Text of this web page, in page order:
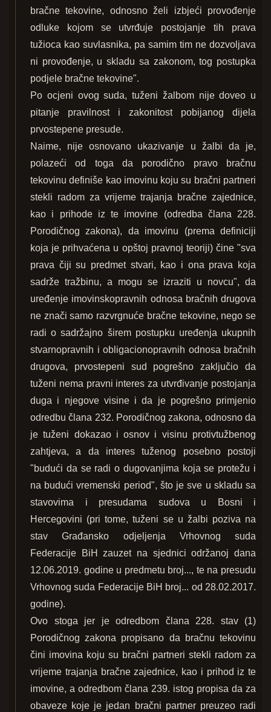
bračne tekovine, odnosno želi izbjeći provođenje
odluke kojom se utvrđuje postojanje tih prava
tužioca kao suvlasnika, pa samim tim ne dozvoljava
ni provođenje, u skladu sa zakonom, tog postupka
podjele bračne tekovine".
Po ocjeni ovog suda, tuženi žalbom nije doveo u
pitanje pravilnost i zakonitost pobijanog dijela
prvostepene presude.
Naime, nije osnovano ukazivanje u žalbi da je,
polazeći od toga da porodično pravo bračnu
tekovinu definiše kao imovinu koju su bračni partneri
stekli radom za vrijeme trajanja bračne zajednice,
kao i prihode iz te imovine (odredba člana 228.
Porodičnog zakona), da imovinu (prema definiciji
koja je prihvaćena u opštoj pravnoj teoriji) čine "sva
prava čiji su predmet stvari, kao i ona prava koja
sadrže tražbinu, a mogu se izraziti u novcu", da
uređenje imovinskopravnih odnosa bračnih drugova
ne znači samo razvrgnuće bračne tekovine, nego se
radi o sadržajno širem postupku uređenja ukupnih
stvarnopravnih i obligacionopravnih odnosa bračnih
drugova, prvostepeni sud pogrešno zaključio da
tuženi nema pravni interes za utvrđivanje postojanja
duga i njegove visine i da je pogrešno primjenio
odredbu člana 232. Porodičnog zakona, odnosno da
je tuženi dokazao i osnov i visinu protivtužbenog
zahtjeva, a da interes tuženog posebno postoji
"budući da se radi o dugovanjima koja se protežu i
na budući vremenski period", što je sve u skladu sa
stavovima i presudama sudova u Bosni i
Hercegovini (pri tome, tuženi se u žalbi poziva na
stav Građansko odjeljenja Vrhovnog suda
Federacije BiH zauzet na sjednici održanoj dana
12.06.2019. godine u predmetu broj..., te na presudu
Vrhovnog suda Federacije BiH broj... od 28.02.2017.
godine).
Ovo stoga jer je odredbom člana 228. stav (1)
Porodičnog zakona propisano da bračnu tekovinu
čini imovina koju su bračni partneri stekli radom za
vrijeme trajanja bračne zajednice, kao i prihod iz te
imovine, a odredbom člana 239. istog propisa da za
obaveze koje je jedan bračni partner preuzeo radi